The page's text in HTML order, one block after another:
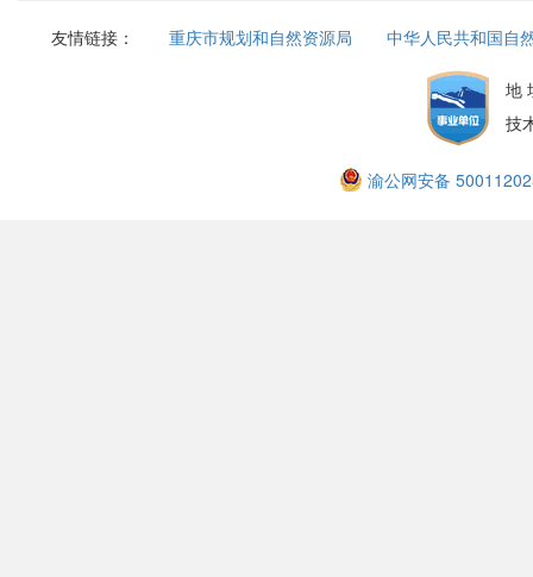
友情链接： 重庆市规划和自然资源局 中华人民共和国自
地
技
渝公网安备